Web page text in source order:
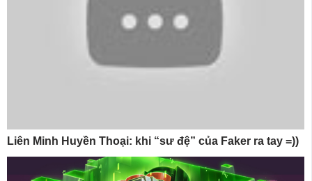
Liên Minh Huyền Thoại: khi “sư đệ” của Faker ra tay =))